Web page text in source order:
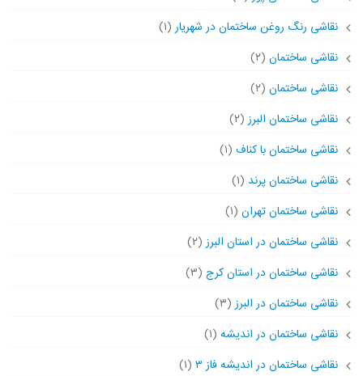
نقاشی رنگ روغن ساختمان در شهریار(۱)
نقاشی ساختمان (۲)
نقاشی ساختمان (۲)
نقاشی ساختمان البرز(۲)
نقاشی ساختمان با کناف (۱)
نقاشی ساختمان پرند (۱)
نقاشی ساختمان تهران (۱)
نقاشی ساختمان در استان البرز(۲)
نقاشی ساختمان در استان کرج (۳)
نقاشی ساختمان در البرز(۳)
نقاشی ساختمان در اندیشه (۱)
نقاشی ساختمان در اندیشه فاز ۳
(۱)